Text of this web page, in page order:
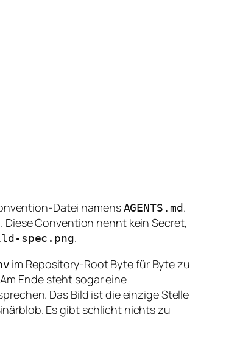
Datei namensAGENTS.md.
Convention nennt kein Secret,
spec.png.
im Repository-Root Byte für Byte zu
Ende steht sogar eine
Das Bild ist die einzige Stelle
Es gibt schlicht nichts zu